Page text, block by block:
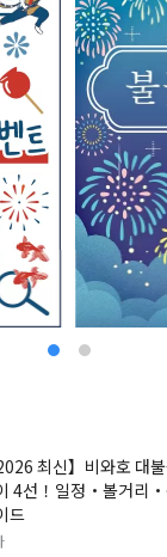
2026 최신】비와호 대
4선！일정・볼거리
드